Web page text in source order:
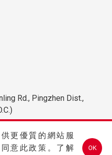
Rd., Pingzhen Dist.,
All Rights Reserved.Designed
更優質的網站服
意此政策。了解
OK